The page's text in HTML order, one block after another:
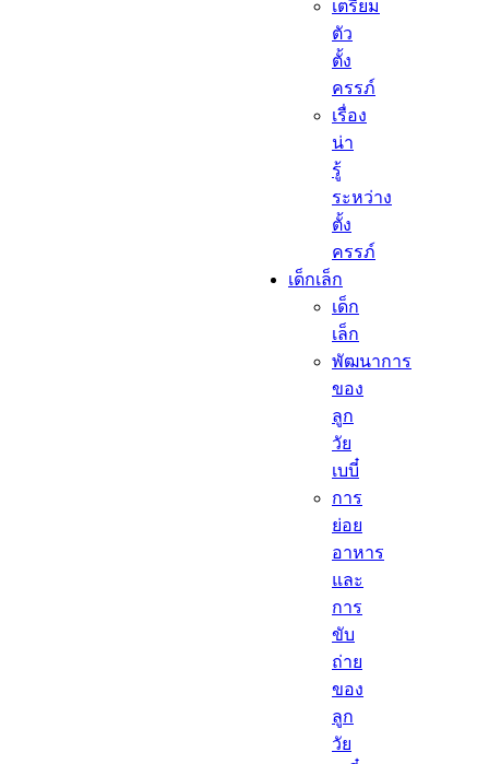
เตรียม
ตัว
ตั้ง
ครรภ์
เรื่อง
น่า
รู้
ระหว่าง
ตั้ง
ครรภ์
เด็กเล็ก​
เด็ก
เล็ก​
พัฒนาการ
ของ
ลูก
วัย
เบบี๋
การ
ย่อย
อาหาร
และ
การ
ขับ
ถ่าย
ของ
ลูก
วัย